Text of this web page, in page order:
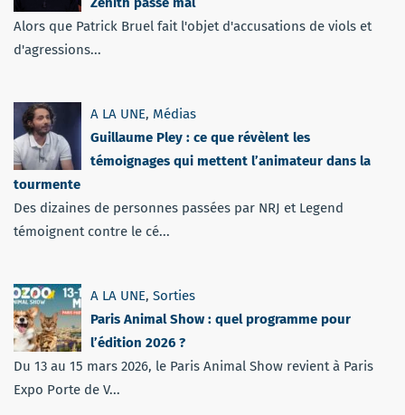
Alors que Patrick Bruel fait l'objet d'accusations de viols et
d'agressions...
A LA UNE, Médias
Guillaume Pley : ce que révèlent les
témoignages qui mettent l’animateur dans la
tourmente
Des dizaines de personnes passées par NRJ et Legend
témoignent contre le cé...
A LA UNE, Sorties
Paris Animal Show : quel programme pour
l’édition 2026 ?
Du 13 au 15 mars 2026, le Paris Animal Show revient à Paris
Expo Porte de V...